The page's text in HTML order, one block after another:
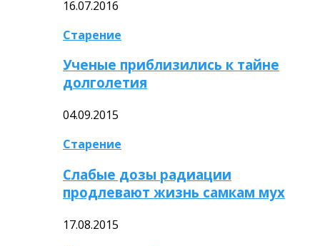
16.07.2016
Старение
Ученые приблизились к тайне
долголетия
04.09.2015
Старение
Слабые дозы радиации
продлевают жизнь самкам мух
17.08.2015